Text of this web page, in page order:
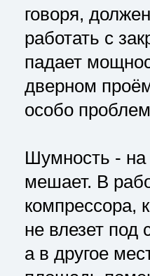
говоря,
работать с
падает
дверном
особо
Шумность - на
мешает. В
компрессора,
не влезет под
а в другое